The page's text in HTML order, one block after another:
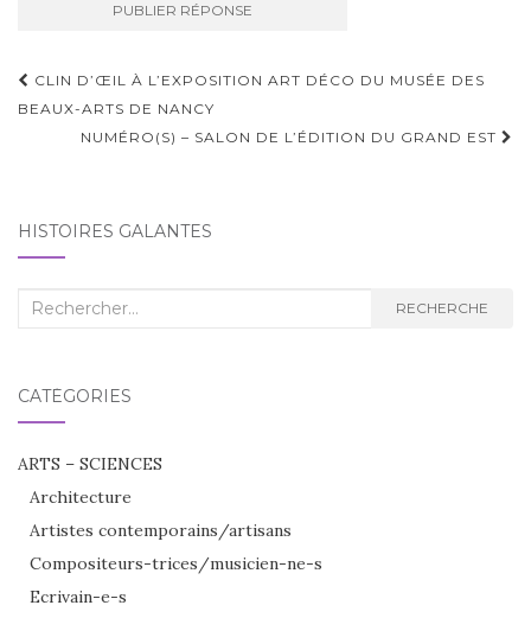
Navigation
d'article
CLIN D’ŒIL À L’EXPOSITION ART DÉCO DU MUSÉE DES
BEAUX-ARTS DE NANCY
NUMÉRO(S) – SALON DE L’ÉDITION DU GRAND EST
HISTOIRES GALANTES
Recherche
RECHERCHE
CATÉGORIES
ARTS – SCIENCES
Architecture
Artistes contemporains/artisans
Compositeurs-trices/musicien-ne-s
Ecrivain-e-s